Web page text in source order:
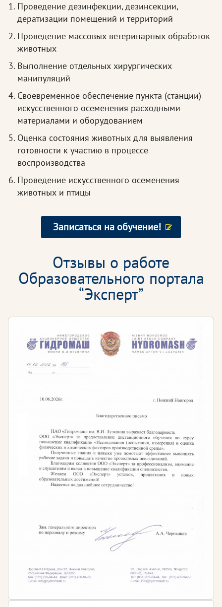
Проведение дезинфекции, дезинсекции,
дератизации помещений и территорий
Проведение массовых ветеринарных обработок
животных
Выполнение отдельных хирургических
манипуляций
Своевременное обеспечение пункта (станции)
искусственного осеменения расходными
материалами и оборудованием
Оценка состояния животных для выявления
готовности к участию в процессе
воспроизводства
Проведение искусственного осеменения
животных и птицы
Записаться на обучение!
Отзывы о работе
Образовательного портала
“Эксперт”